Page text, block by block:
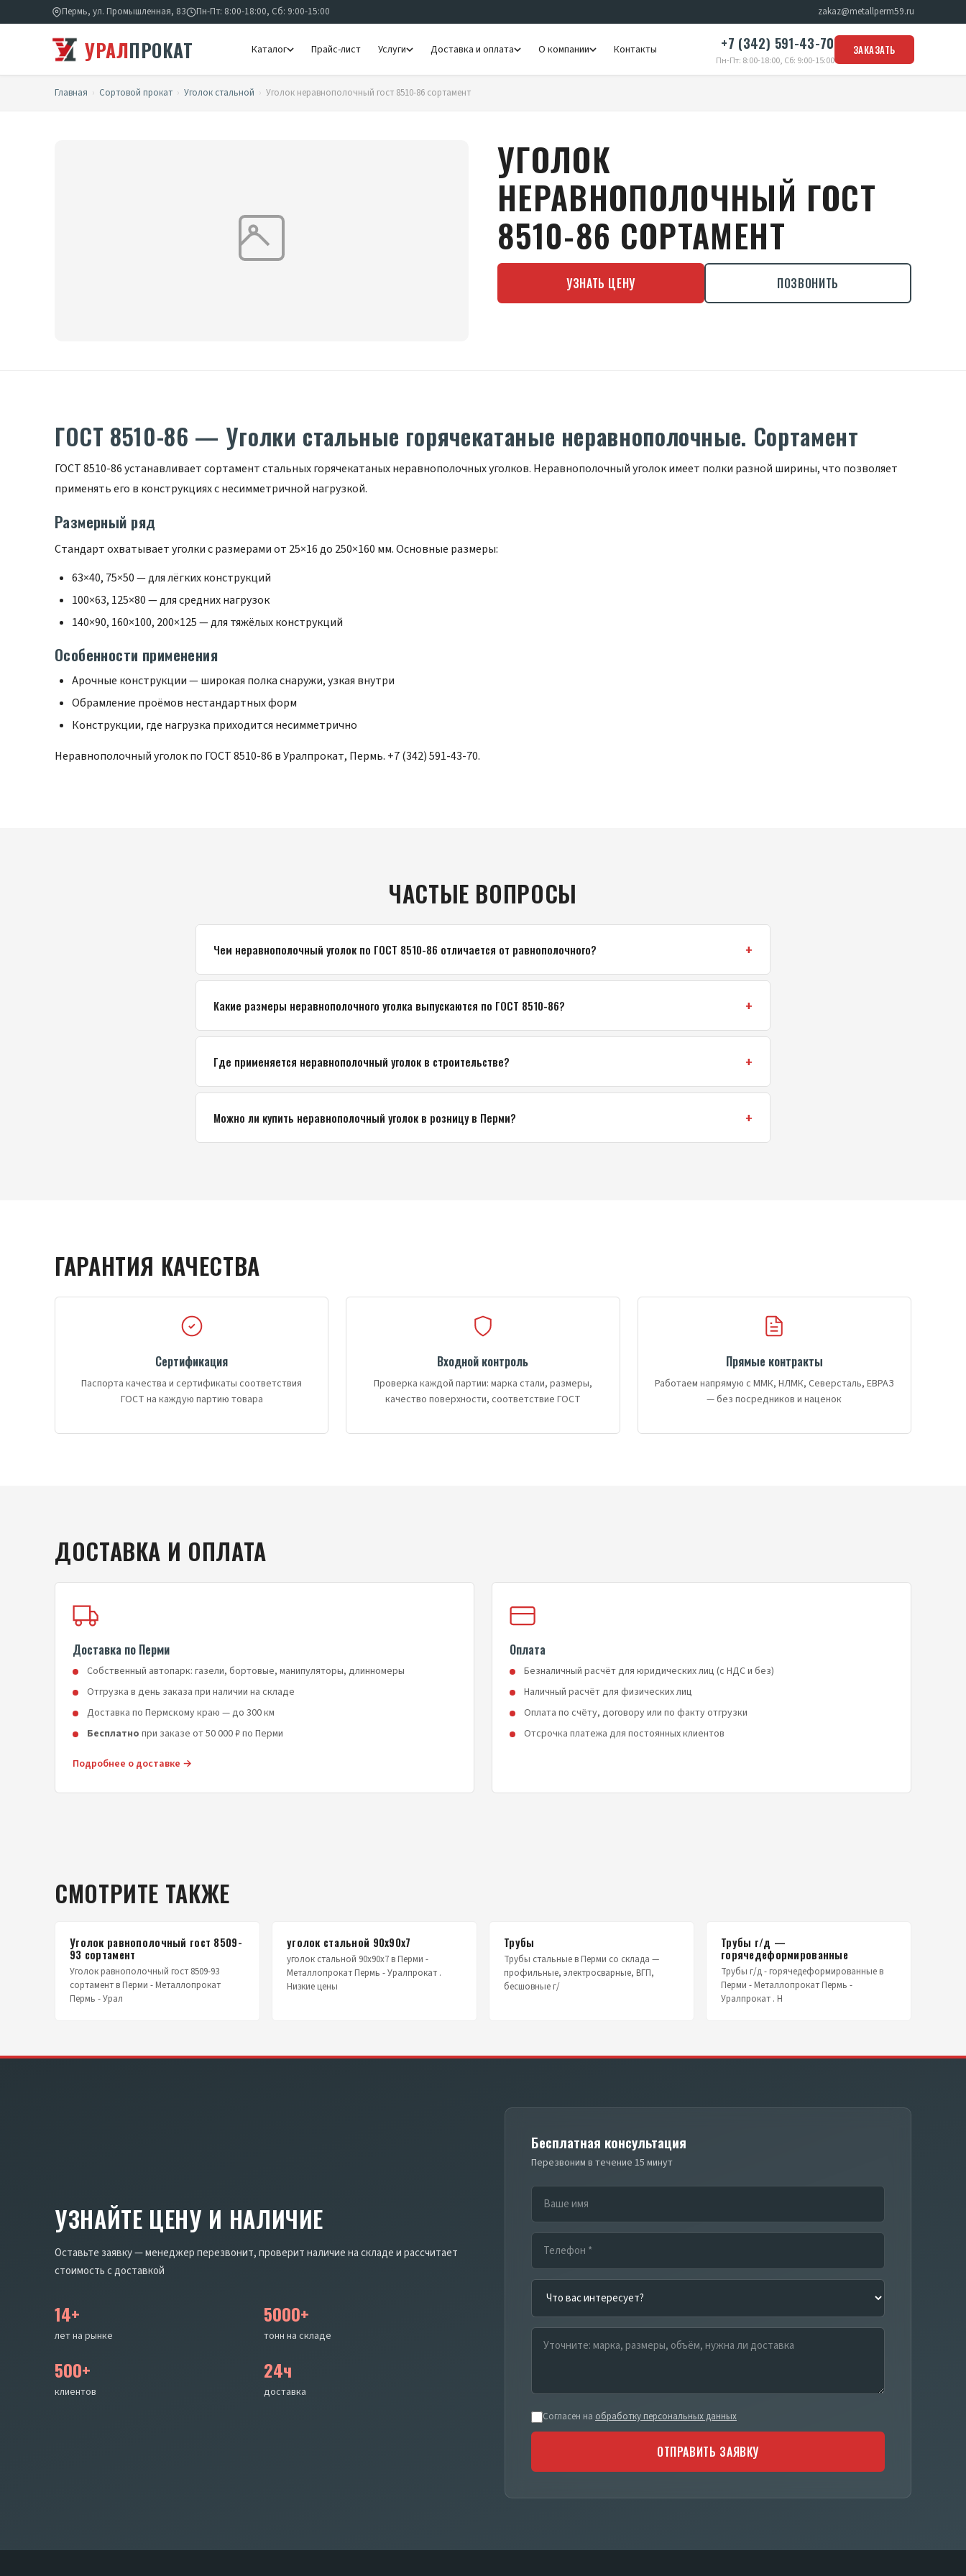
Пермь, ул. Промышленная, 83 Пн-Пт: 8:00-18:00, Сб: 9:00-15:00 zakaz@metallperm59.ru
УРАЛПРОКАТ Каталог Прайс-лист Услуги Доставка и оплата О компании Контакты +7 (342) 591-43-70
Пн-Пт: 8:00-18:00, Сб: 9:00-15:00
ЗАКАЗАТЬ
Главная › Сортовой прокат › Уголок стальной › Уголок неравнополочный гост 8510-86 сортамент
УГОЛОК
НЕРАВНОПОЛОЧНЫЙ ГОСТ
8510-86 СОРТАМЕНТ
УЗНАТЬ ЦЕНУ ПОЗВОНИТЬ
ГОСТ 8510-86 — Уголки стальные горячекатаные неравнополочные. Сортамент
ГОСТ 8510-86 устанавливает сортамент стальных горячекатаных неравнополочных уголков. Неравнополочный уголок имеет полки разной ширины, что позволяет
применять его в конструкциях с несимметричной нагрузкой.
Размерный ряд
Стандарт охватывает уголки с размерами от 25×16 до 250×160 мм. Основные размеры:
63×40, 75×50 — для лёгких конструкций
100×63, 125×80 — для средних нагрузок
140×90, 160×100, 200×125 — для тяжёлых конструкций
Особенности применения
Арочные конструкции — широкая полка снаружи, узкая внутри
Обрамление проёмов нестандартных форм
Конструкции, где нагрузка приходится несимметрично
Неравнополочный уголок по ГОСТ 8510-86 в Уралпрокат, Пермь. +7 (342) 591-43-70.
ЧАСТЫЕ ВОПРОСЫ
Чем неравнополочный уголок по ГОСТ 8510-86 отличается от равнополочного?
Какие размеры неравнополочного уголка выпускаются по ГОСТ 8510-86?
Где применяется неравнополочный уголок в строительстве?
Можно ли купить неравнополочный уголок в розницу в Перми?
ГАРАНТИЯ КАЧЕСТВА
Сертификация
Паспорта качества и сертификаты соответствия
ГОСТ на каждую партию товара
Входной контроль
Проверка каждой партии: марка стали, размеры,
качество поверхности, соответствие ГОСТ
Прямые контракты
Работаем напрямую с ММК, НЛМК, Северсталь, ЕВРАЗ
— без посредников и наценок
ДОСТАВКА И ОПЛАТА
Доставка по Перми
Собственный автопарк: газели, бортовые, манипуляторы, длинномеры
Отгрузка в день заказа при наличии на складе
Доставка по Пермскому краю — до 300 км
Бесплатно при заказе от 50 000 ₽ по Перми
Подробнее о доставке →
Оплата
Безналичный расчёт для юридических лиц (с НДС и без)
Наличный расчёт для физических лиц
Оплата по счёту, договору или по факту отгрузки
Отсрочка платежа для постоянных клиентов
СМОТРИТЕ ТАКЖЕ
Уголок равнополочный гост 8509-
93 сортамент
Уголок равнополочный гост 8509-93
сортамент в Перми - Металлопрокат
Пермь - Урал
уголок стальной 90х90х7
уголок стальной 90х90х7 в Перми -
Металлопрокат Пермь - Уралпрокат .
Низкие цены
Трубы
Трубы стальные в Перми со склада —
профильные, электросварные, ВГП,
бесшовные г/
Трубы г/д —
горячедеформированные
Трубы г/д - горячедеформированные в
Перми - Металлопрокат Пермь -
Уралпрокат . Н
УЗНАЙТЕ ЦЕНУ И НАЛИЧИЕ
Оставьте заявку — менеджер перезвонит, проверит наличие на складе и рассчитает
стоимость с доставкой
14+
лет на рынке
5000+
тонн на складе
500+
клиентов
24ч
доставка
Бесплатная консультация
Перезвоним в течение 15 минут
Согласен на обработку персональных данных
ОТПРАВИТЬ ЗАЯВКУ